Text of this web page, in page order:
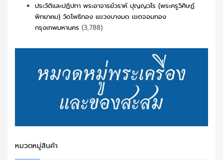
ประวัติและปฏิปทา พระอาจารย์วราห์ ปุญญวโร (พระครูวิศิษฏ์
พิทยาคม) วัดโพธิทอง แขวงบางมด เขตจอมทอง
กรุงเทพมหานคร (3,788)
หมวดหมู่สินค้า